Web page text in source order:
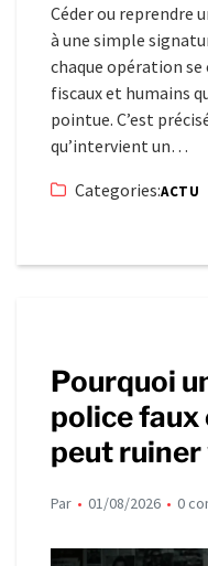
Céder ou reprendre
à une simple
chaque opération se
fiscaux et humains
pointue. C’est
qu’intervient un…
Categories:ACTU
Pourquoi
police faux
peut
Par 01/08/2026 0